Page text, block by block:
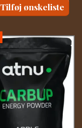
Tilføj ønskeliste